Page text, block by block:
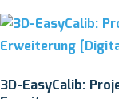
3D-EasyCalib: